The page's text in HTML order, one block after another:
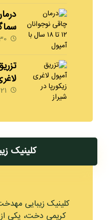
30
21 ژوئن 2026
کلینیک
کلینیک زیبایی
کریمی دخت، یکی